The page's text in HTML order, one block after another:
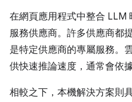
在網頁應用程式中整合 LLM
服務供應商。許多供應商都
是特定供應商的專屬服務。
供快速推論速度，通常會依
相較之下，本機解決方案則